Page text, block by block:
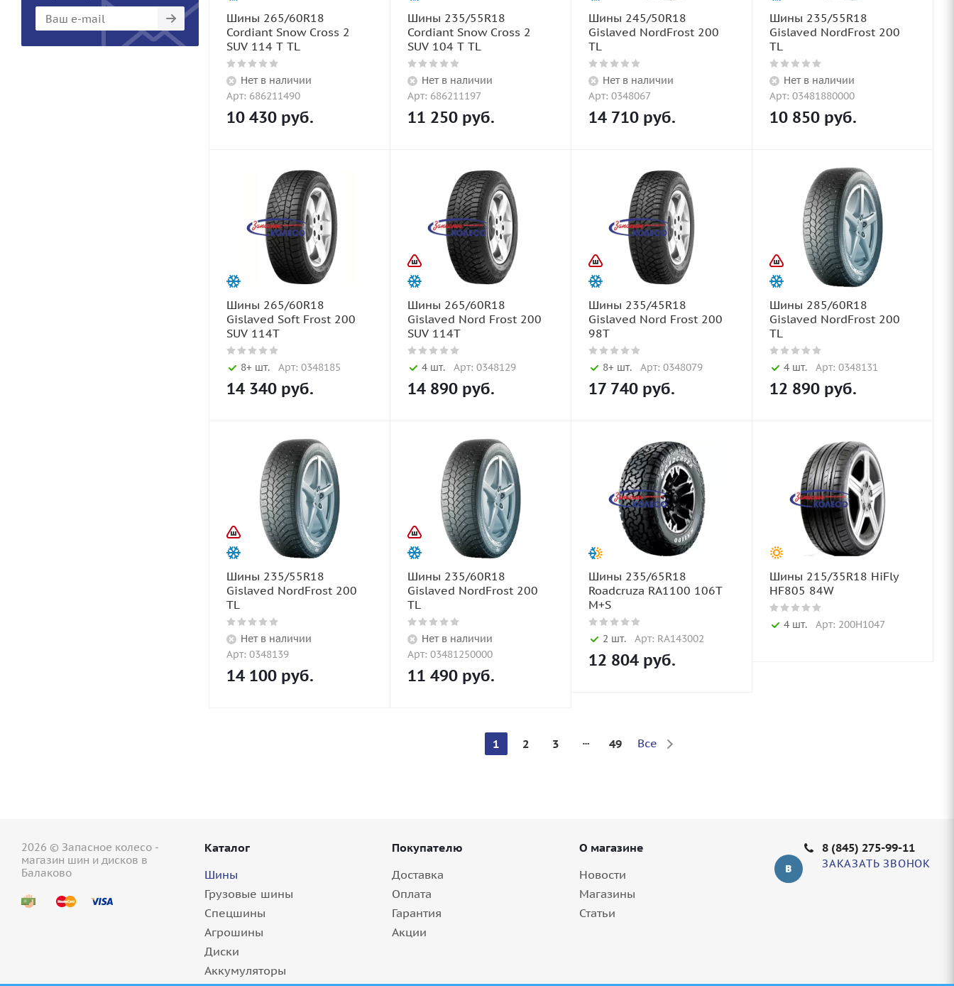
Шины 265/60R18
Cordiant Snow Cross 2
SUV 114 T TL
Нет в наличии
Арт: 686211490
10 430 руб.
Шины 235/55R18
Cordiant Snow Cross 2
SUV 104 T TL
Нет в наличии
Арт: 686211197
11 250 руб.
Шины 245/50R18
Gislaved NordFrost 200
TL
Нет в наличии
Арт: 0348067
14 710 руб.
Шины 235/55R18
Gislaved NordFrost 200
TL
Нет в наличии
Арт: 03481880000
10 850 руб.
Шины 265/60R18
Gislaved Soft Frost 200
SUV 114T
8+ шт. Арт: 0348185
14 340 руб.
Шины 265/60R18
Gislaved Nord Frost 200
SUV 114T
4 шт. Арт: 0348129
14 890 руб.
Шины 235/45R18
Gislaved Nord Frost 200
98T
8+ шт. Арт: 0348079
17 740 руб.
Шины 285/60R18
Gislaved NordFrost 200
TL
4 шт. Арт: 0348131
12 890 руб.
Шины 235/55R18
Gislaved NordFrost 200
TL
Нет в наличии
Арт: 0348139
14 100 руб.
Шины 235/60R18
Gislaved NordFrost 200
TL
Нет в наличии
Арт: 03481250000
11 490 руб.
Шины 235/65R18
Roadcruza RA1100 106T
M+S
2 шт. Арт: RA143002
12 804 руб.
Шины 215/35R18 HiFly
HF805 84W
4 шт. Арт: 200H1047
1 2 3 49 Все
2026 © Запасное колесо -
магазин шин и дисков в
Балаково
Каталог
Шины
Грузовые шины
Спецшины
Агрошины
Диски
Аккумуляторы
Покупателю
Доставка
Оплата
Гарантия
Акции
О магазине
Новости
Магазины
Статьи
8 (845) 275-99-11
ЗАКАЗАТЬ ЗВОНОК